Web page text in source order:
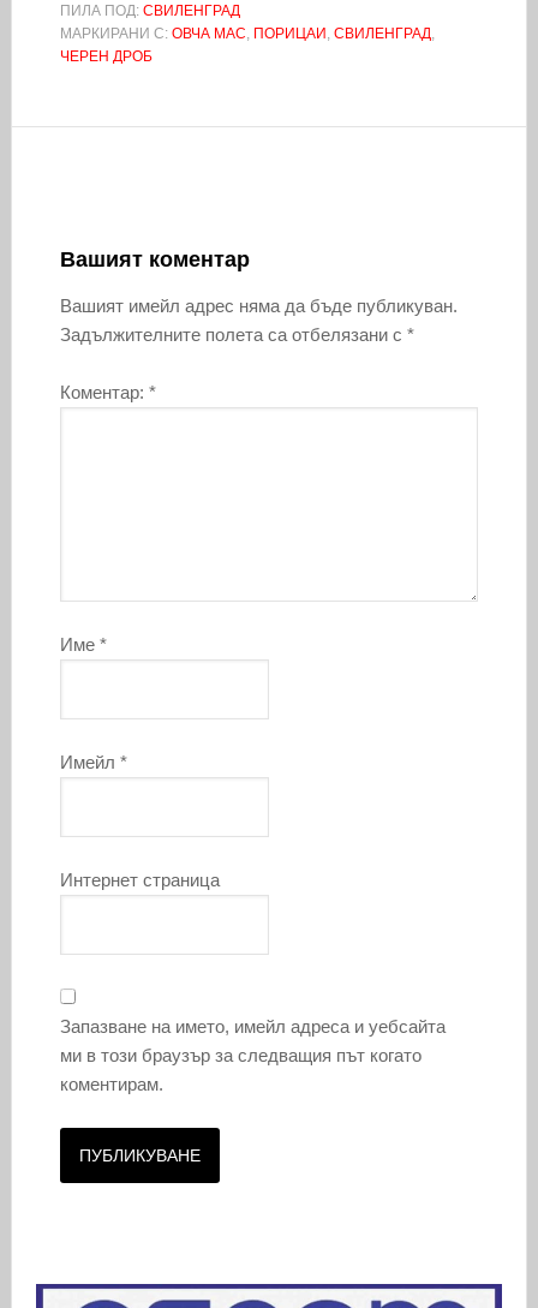
ПИЛА ПОД: СВИЛЕНГРАД
МАРКИРАНИ С: ОВЧА МАС, ПОРИЦАИ , СВИЛЕНГРАД,
ЧЕРЕН ДРОБ
Вашият коментар
Вашият имейл адрес няма да бъде публикуван.
Задължителните полета са отбелязани с *
Коментар: *
Име *
Имейл *
Интернет страница
Запазване на името, имейл адреса и уебсайта
ми в този браузър за следващия път когато
коментирам.